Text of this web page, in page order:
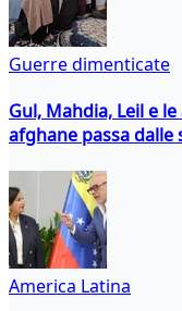
Guerre dimenticate
Gul, Mahdia, Leil e
afghane passa dalle
America Latina